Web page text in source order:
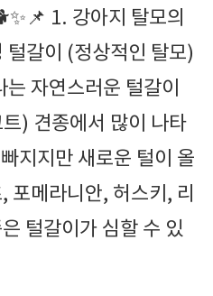
1. 강아지 탈모의
갈이 (정상적인 탈모)
자연스러운 털갈이
) 견종에서 많이 나타
지지만 새로운 털이 올
메라니안, 허스키, 리
털갈이가 심할 수 있